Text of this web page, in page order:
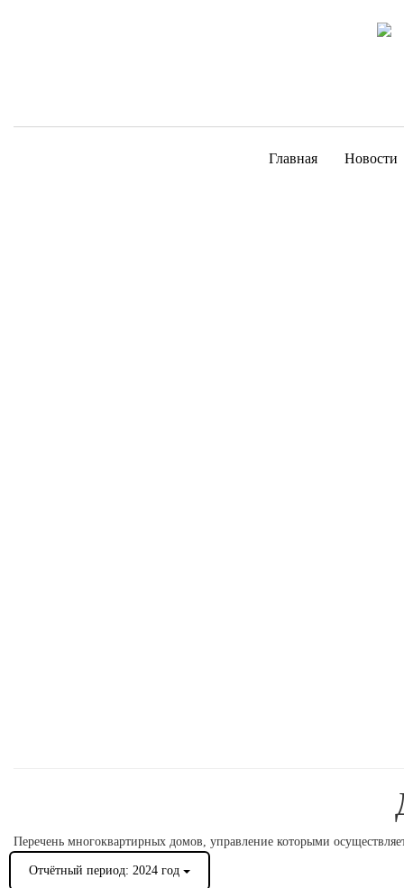
Главная Новости
Перечень многоквартирных домов, управление которыми
Отчётный период: 2024 год